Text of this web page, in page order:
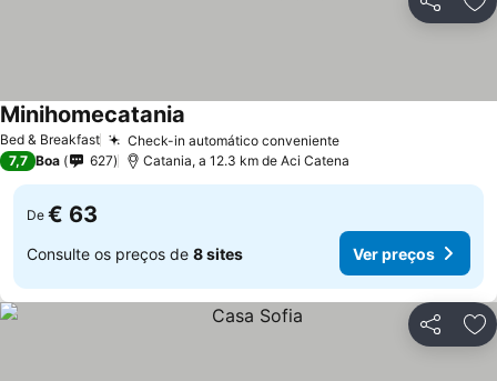
Partilhar
Bed & Breakfast Check-in automático conveniente
Minihomecatania
7,7 Boa 627 Catania, a 12.3 km de Aci Catena
De € 63
Consulte os preços de 8 sites Ver preços
Partilhar